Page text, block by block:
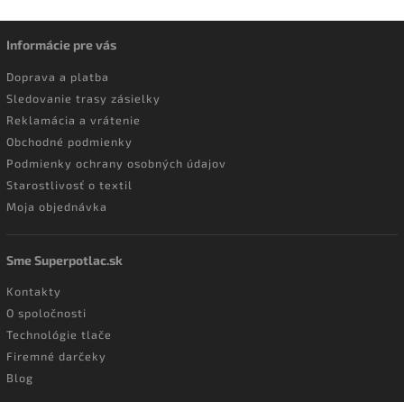
Informácie pre vás
Doprava a platba
Sledovanie trasy zásielky
Reklamácia a vrátenie
Obchodné podmienky
Podmienky ochrany osobných údajov
Starostlivosť o textil
Moja objednávka
Sme Superpotlac.sk
Kontakty
O spoločnosti
Technológie tlače
Firemné darčeky
Blog